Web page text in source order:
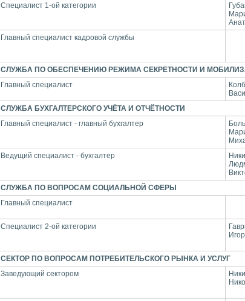
Специалист 1-ой категории
Главный специалист кадровой службы
СЛУЖБА ПО ОБЕСПЕЧЕНИЮ РЕЖИМА СЕКРЕТНОСТИ И
Главный специалист
СЛУЖБА БУХГАЛТЕРСКОГО УЧЁТА И ОТЧЁТНОСТИ
Главный специалист - главный бухгалтер
Ведущий специалист - бухгалтер
СЛУЖБА ПО ВОПРОСАМ СОЦИАЛЬНОЙ СФЕРЫ
Главный специалист
Специалист 2-ой категории
СЕКТОР ПО ВОПРОСАМ ПОТРЕБИТЕЛЬСКОГО РЫНКА И УСЛУГ
Заведующий сектором